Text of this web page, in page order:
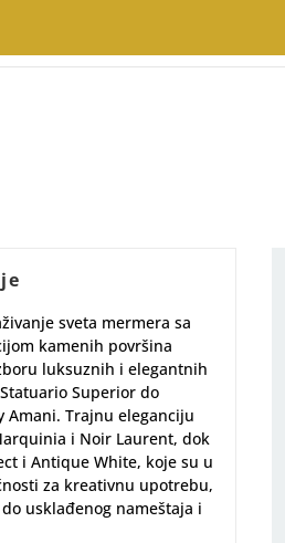
sveta mermera sa
kamenih površina
luksuznih i elegantnih
Superior do
Amani. Trajnu eleganciju
i Noir Laurent, dok
i Antique White, koje su u
za kreativnu upotrebu,
usklađenog nameštaja i